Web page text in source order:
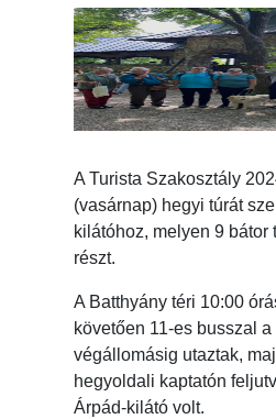
A Turista Szakosztály
(vasárnap) hegyi túrát
kilátóhoz, melyen 9 bátor
részt.
A Batthyány téri 10:00
követően 11-es busszal
végállomásig utaztak,
hegyoldali kaptatón
Árpád-kilátó volt.